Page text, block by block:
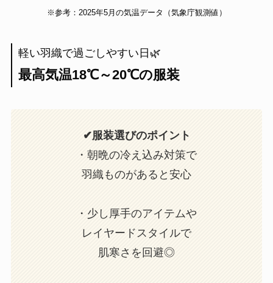
※参考：2025年5月の気温データ（気象庁観測値）
軽い羽織で過ごしやすい日🌿
最高気温18℃～20℃の服装
✔服装選びのポイント
・朝晩の冷え込み対策で
羽織ものがあると安心
・少し厚手のアイテムや
レイヤードスタイルで
肌寒さを回避◎